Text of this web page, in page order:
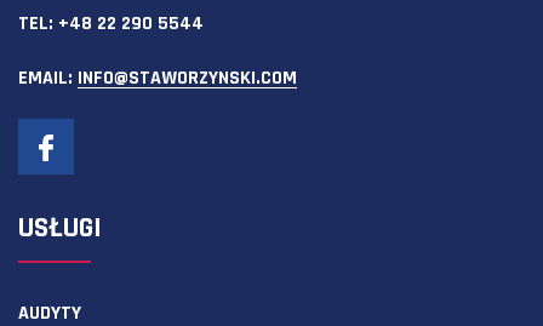
TEL: +48 22 290 5544
EMAIL: INFO@STAWORZYNSKI.COM
USŁUGI
AUDYTY